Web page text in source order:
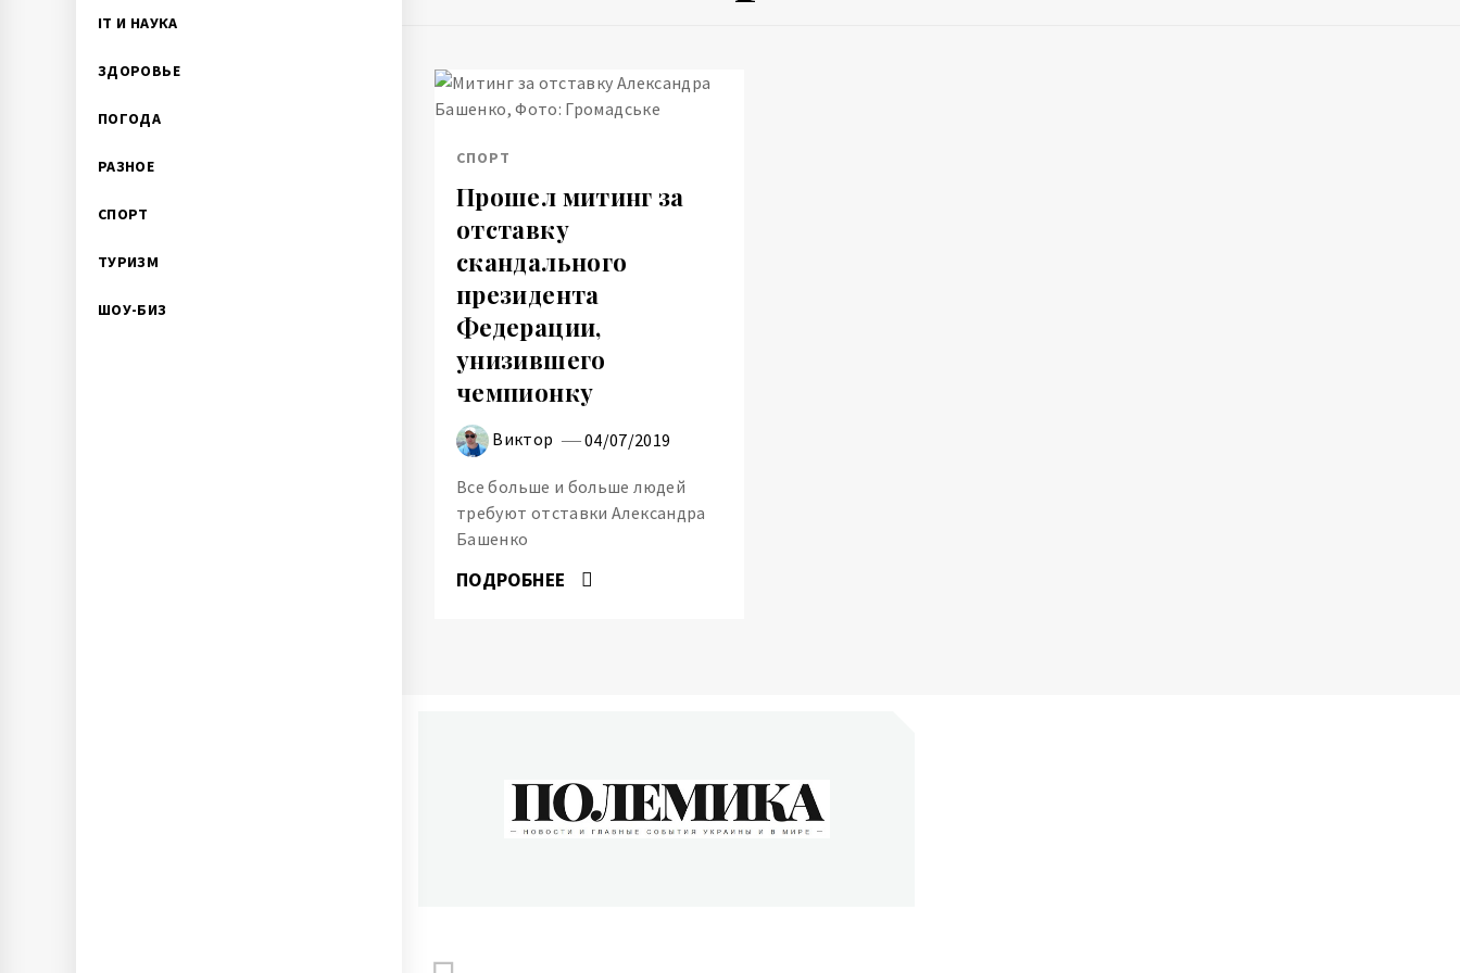
IT И НАУКА
ЗДОРОВЬЕ
ПОГОДА
РАЗНОЕ
СПОРТ
ТУРИЗМ
ШОУ-БИЗ
СПОРТ
Прошел митинг за
отставку
скандального
президента
Федерации,
унизившего
чемпионку
Виктор 04/07/2019
Все больше и больше людей
требуют отставки Александра
Башенко
ПОДРОБНЕЕ